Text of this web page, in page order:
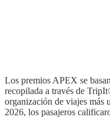
Los premios APEX se
recopilada a través de
organización de viajes más
2026, los pasajeros